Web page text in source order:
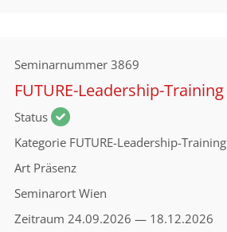
Seminarnummer 3869
FUTURE-Leadership-Training
Status
Kategorie FUTURE-Leadership-Training
Art Präsenz
Seminarort Wien
Zeitraum 24.09.2026 — 18.12.2026